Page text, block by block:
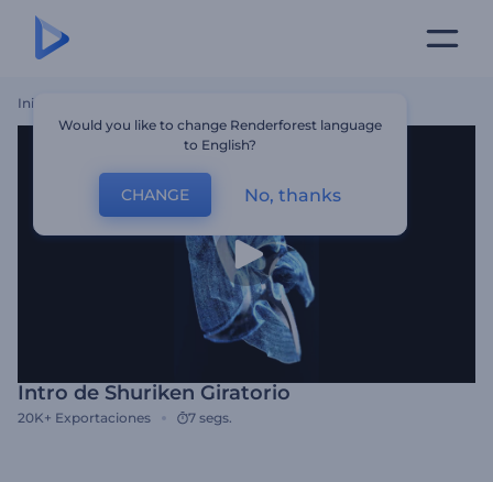
Inicio
Intro de Shuriken Giratorio
20K+ Exportaciones 7 segs.
Would you like to change Renderforest language
to English?
CHANGE No, thanks